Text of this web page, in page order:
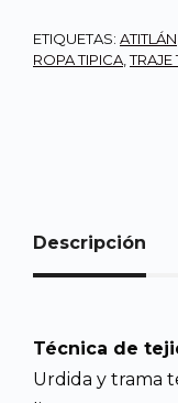
ETIQUETAS: ATITLÁN
ROPA TIPICA,TRAJE
Descripción
Técnica de
Urdida y trama